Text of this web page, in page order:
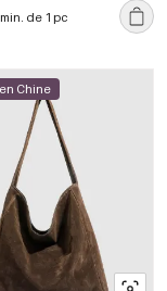
de 1 pc
Chine